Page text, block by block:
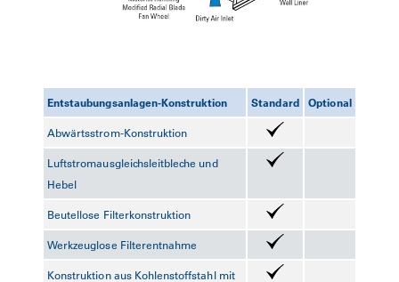
Entstaubungsanlagen-Konstruktion Standard Optional
Abwärtsstrom-Konstruktion
Luftstromausgleichsleitbleche und
Hebel
Beutellose Filterkonstruktion
Werkzeuglose Filterentnahme
Konstruktion aus Kohlenstoffstahl mit